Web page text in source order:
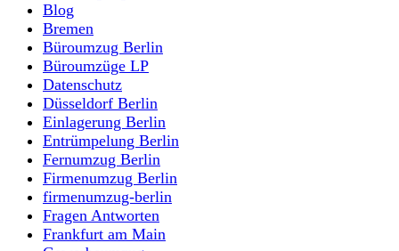
Blog
Bremen
Büroumzug Berlin
Büroumzüge LP
Datenschutz
Düsseldorf Berlin
Einlagerung Berlin
Entrümpelung Berlin
Fernumzug Berlin
Firmenumzug Berlin
firmenumzug-berlin
Fragen Antworten
Frankfurt am Main